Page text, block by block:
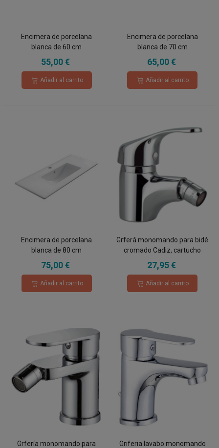
Encimera de porcelana
blanca de 60 cm
55,00 €
Añadir al carrito
Encimera de porcelana
blanca de 70 cm
65,00 €
Añadir al carrito
Encimera de porcelana
blanca de 80 cm
75,00 €
Añadir al carrito
Grferá monomando para bidé
cromado Cadiz, cartucho
cerámico 40mm
27,95 €
Añadir al carrito
Grfería monomando para
Griferia lavabo monomando